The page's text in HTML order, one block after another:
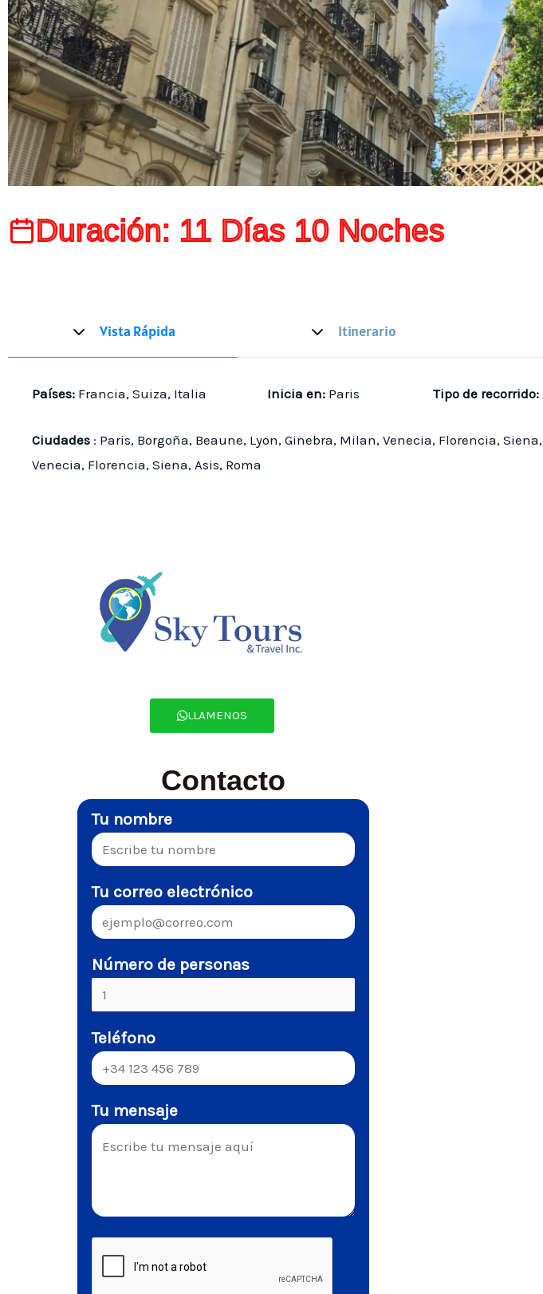
Duración: 11 Días 10 Noches
Vista Rápida Itinerario
Países: Francia, Suiza, Italia Inicia en: Paris Tipo de recorrido:
Ciudades : Paris, Borgoña, Beaune, Lyon, Ginebra, Milan, Venecia, Florencia,
Venecia, Florencia, Siena, Asis, Roma
LLAMENOS
Contacto
Tu nombre
Tu correo electrónico
Número de personas
Teléfono
Tu mensaje